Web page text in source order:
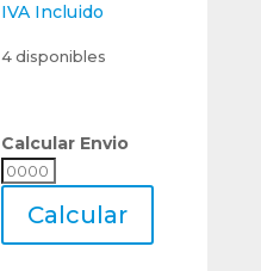
IVA Incluido
4 disponibles
Calcular Envio
Calcular
Calcular